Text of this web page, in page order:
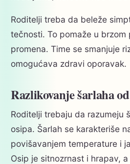
Roditelji treba da beleže
tečnosti. To pomaže u brzom
promena. Time se smanjuje
omogućava zdravi oporavak.
Razlikovanje šarlaha
Roditelji trebaju da razumeju
osipa. Šarlah se karakteriše
povišavanjem temperature i
Osip je sitnozrnast i hrapav,